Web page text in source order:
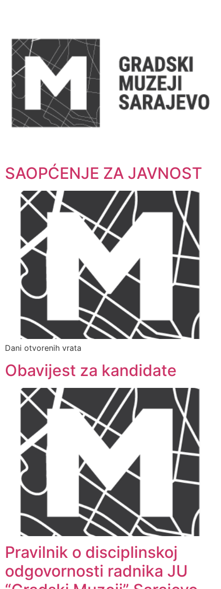
SAOPĆENJE ZA JAVNOST
Dani otvorenih vrata
Obavijest za kandidate
Pravilnik o disciplinskoj
odgovornosti radnika JU